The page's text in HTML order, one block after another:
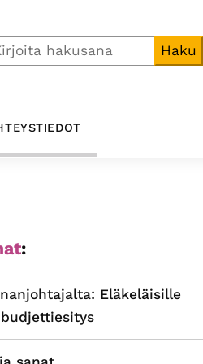
Haku
:
Eläkeläisille